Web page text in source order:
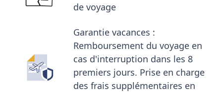
de voyage
Garantie vacances :
Remboursement du voyage en
cas d'interruption dans les 8
premiers jours. Prise en charge
des frais supplémentaires en